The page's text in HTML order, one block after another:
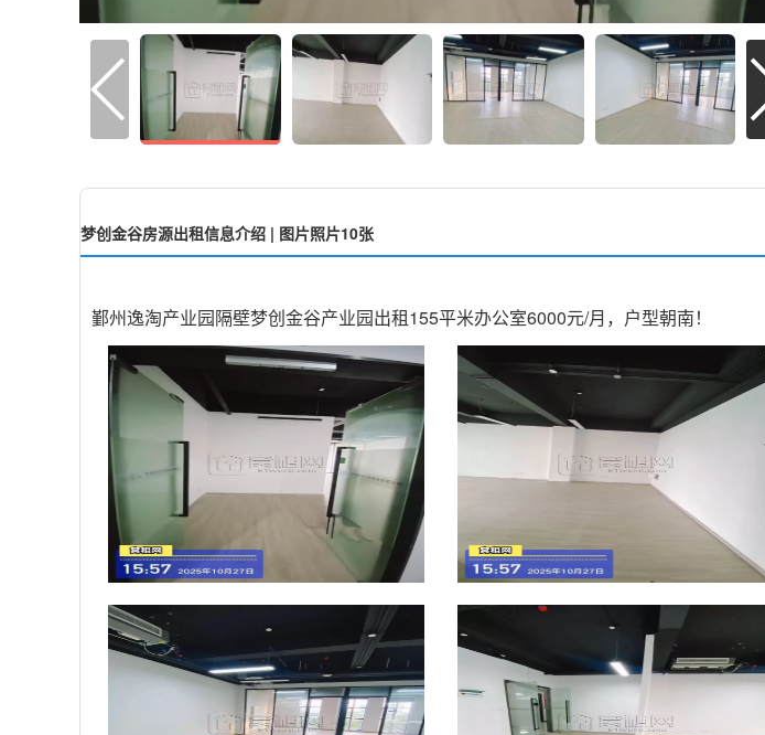
梦创金谷房源出租信息介绍 | 图片照片10张
鄞州逸淘产业园隔壁梦创金谷产业园出租155平米办公室6000元/月，户型朝南！